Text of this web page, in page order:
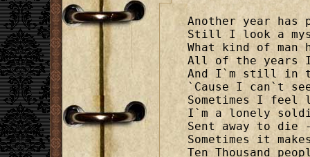
Another year has
Still I look a
What kind of man
All of the years
And I`m still in
`Cause I can`t
Sometimes I feel
I`m a lonely
Sent away to die
Sometimes it
Ten Thousand